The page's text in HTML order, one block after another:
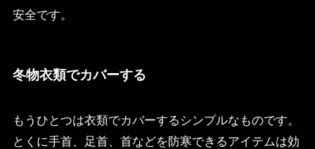
安全です。
冬物衣類でカバーする
もうひとつは衣類でカバーするシンプルなものです。
とくに手首、足首、首などを防寒できるアイテムは効